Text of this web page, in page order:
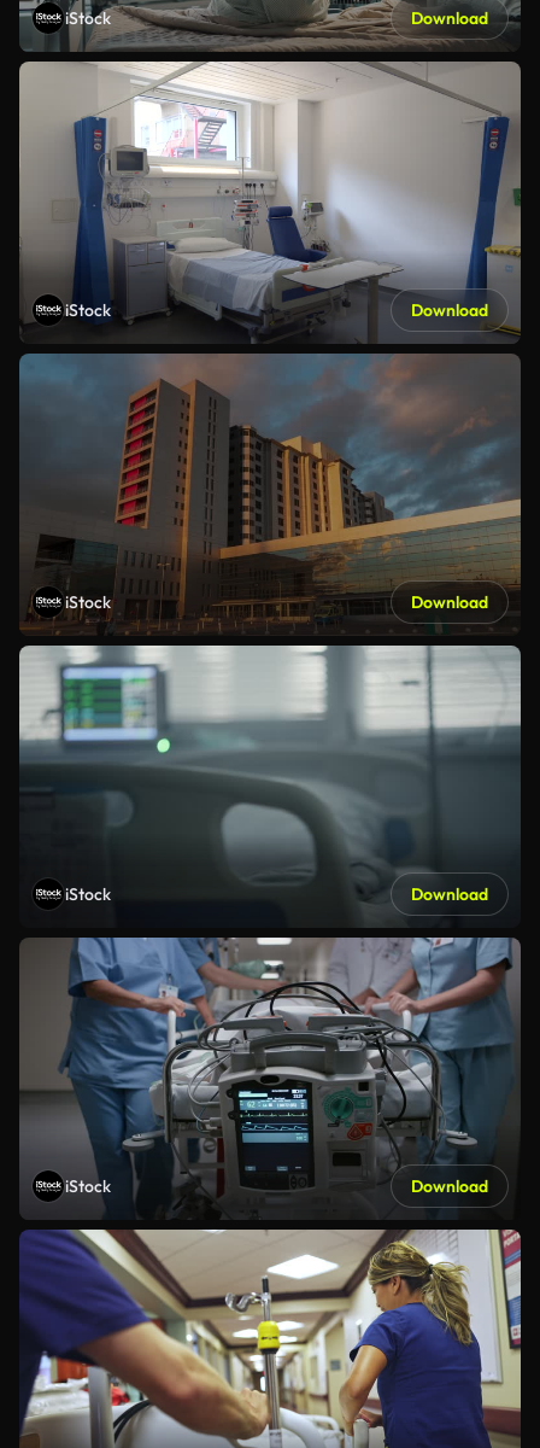
iStock Download
iStock Download
iStock Download
iStock Download
iStock Download